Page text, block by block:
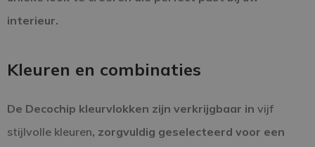
interieur.
Kleuren en combinaties
De Decochip kleurvlokken zijn verkrijgbaar in vijf
stijlvolle kleuren, zorgvuldig geselecteerd voor een